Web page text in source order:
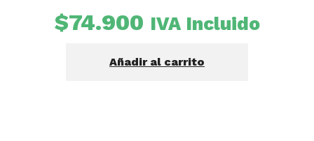
$74.900 IVA Incluido
Añadir al carrito